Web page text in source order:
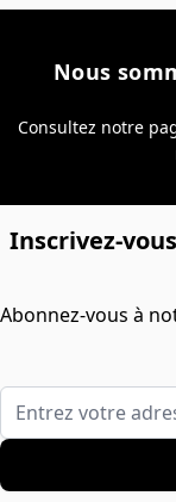
Nous
Consultez notre
Inscrivez-
Abonnez-vous à
Entrez votre